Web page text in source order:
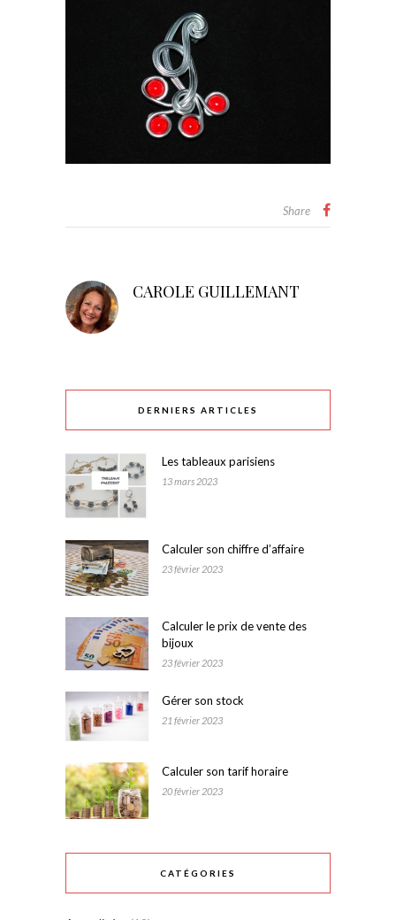
Share
CAROLE GUILLEMANT
DERNIERS ARTICLES
Les tableaux parisiens
13 mars 2023
Calculer son chiffre d’affaire
23 février 2023
Calculer le prix de vente des
bijoux
23 février 2023
Gérer son stock
21 février 2023
Calculer son tarif horaire
20 février 2023
CATÉGORIES